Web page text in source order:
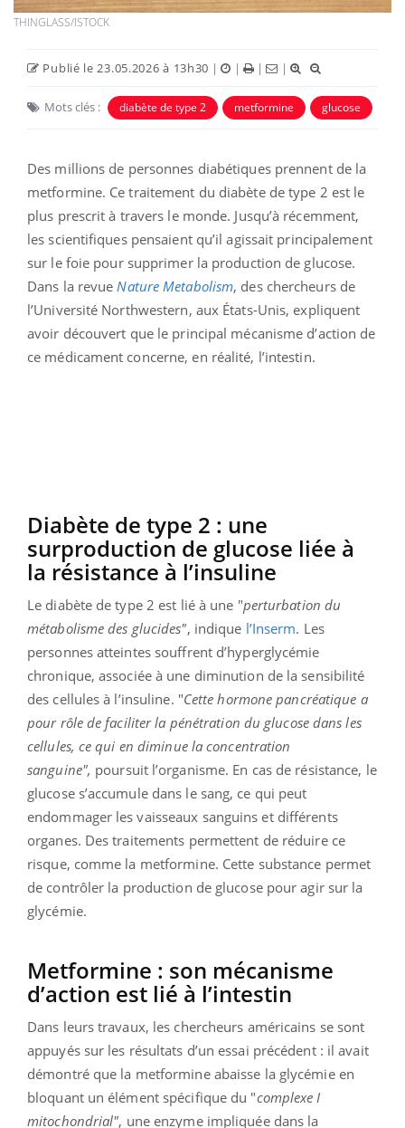
THINGLASS/ISTOCK
Publié le 23.05.2026 à 13h30 | | | |
Mots clés : diabète de type 2 metformine glucose
Des millions de personnes diabétiques prennent de la
metformine. Ce traitement du diabète de type 2 est le
plus prescrit à travers le monde. Jusqu’à récemment,
les scientifiques pensaient qu’il agissait principalement
sur le foie pour supprimer la production de glucose.
Dans la revueNature Metabolism, des chercheurs de
l’Université Northwestern, aux États-Unis, expliquent
avoir découvert que le principal mécanisme d’action de
ce médicament concerne, en réalité, l’intestin.
Diabète de type 2 : une
surproduction de glucose liée à
la résistance à l’insuline
Le diabète de type 2 est lié à une "perturbation du
métabolisme des glucides", indique l’Inserm. Les
personnes atteintes souffrent d’hyperglycémie
chronique, associée à une diminution de la sensibilité
des cellules à l’insuline. "Cette hormone pancréatique a
pour rôle de faciliter la pénétration du glucose dans les
cellules, ce qui en diminue la concentration
sanguine", poursuit l’organisme. En cas de résistance, le
glucose s’accumule dans le sang, ce qui peut
endommager les vaisseaux sanguins et différents
organes. Des traitements permettent de réduire ce
risque, comme la metformine. Cette substance permet
de contrôler la production de glucose pour agir sur la
glycémie.
Metformine : son mécanisme
d’action est lié à l’intestin
Dans leurs travaux, les chercheurs américains se sont
appuyés sur les résultats d’un essai précédent : il avait
démontré que la metformine abaisse la glycémie en
bloquant un élément spécifique du "complexe I
mitochondrial", une enzyme impliquée dans la